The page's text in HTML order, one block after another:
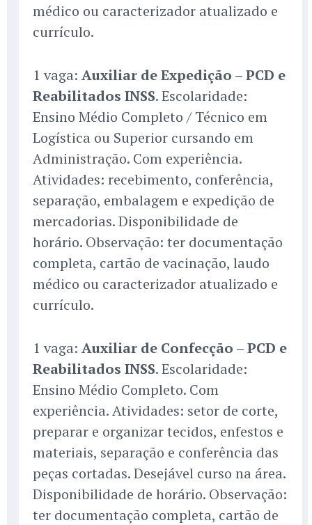
médico ou caracterizador atualizado e
currículo.
1 vaga: Auxiliar de Expedição – PCD e
Reabilitados INSS. Escolaridade:
Ensino Médio Completo / Técnico em
Logística ou Superior cursando em
Administração. Com experiência.
Atividades: recebimento, conferência,
separação, embalagem e expedição de
mercadorias. Disponibilidade de
horário. Observação: ter documentação
completa, cartão de vacinação, laudo
médico ou caracterizador atualizado e
currículo.
1 vaga: Auxiliar de Confecção – PCD e
Reabilitados INSS. Escolaridade:
Ensino Médio Completo. Com
experiência. Atividades: setor de corte,
preparar e organizar tecidos, enfestos e
materiais, separação e conferência das
peças cortadas. Desejável curso na área.
Disponibilidade de horário. Observação:
ter documentação completa, cartão de